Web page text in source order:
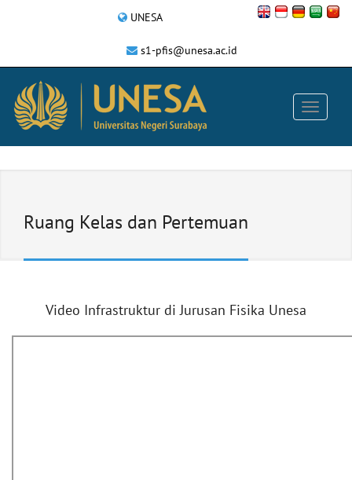
UNESA
s1-pfis@unesa.ac.id
Ruang Kelas dan Pertemuan
Video Infrastruktur di Jurusan Fisika Unesa